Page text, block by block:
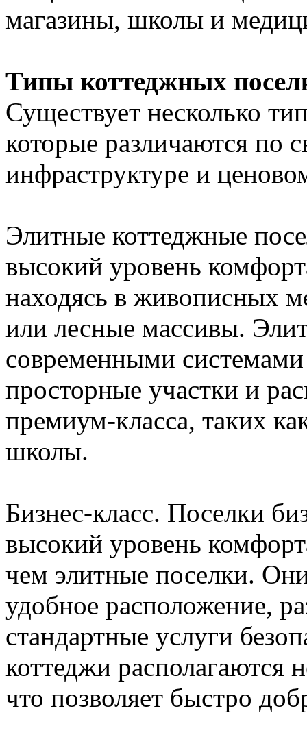
магазины, школы и
Типы коттеджных
Существует несколько
которые различаются по
инфраструктуре и
Элитные коттеджные
высокий уровень
находясь в живописных
или лесные массивы.
современными
просторные участки и
премиум-класса, таких
школы.
Бизнес-класс. Поселки
высокий уровень
чем элитные поселки.
удобное расположение,
стандартные услуги
коттеджи располагаются
что позволяет быстро